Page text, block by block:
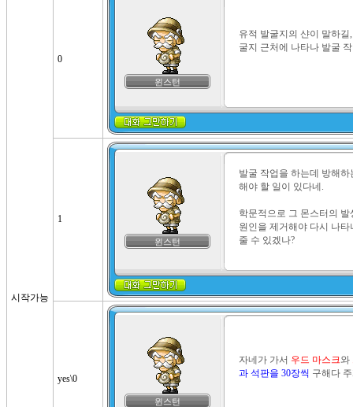
시작가능
0
윈스턴
유적 발굴지의 샨이 말하
굴지 근처에 나타나 발굴
1
윈스턴
발굴 작업을 하는데 방해
해야 할 일이 있다네.
학문적으로 그 몬스터의
원인을 제거해야 다시 나
줄 수 있겠나?
yes\0
윈스턴
자네가 가서 우드 마스크와
과 석판을 30장씩 구해다